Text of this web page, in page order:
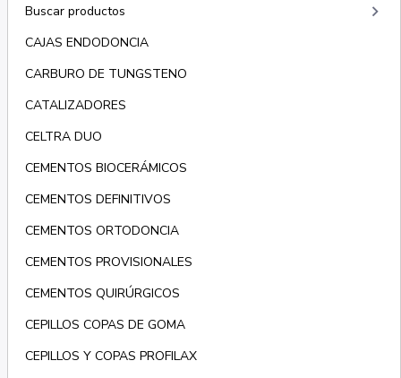
Buscar productos keyboard_arrow_right
CAJAS ENDODONCIA
CARBURO DE TUNGSTENO
CATALIZADORES
CELTRA DUO
CEMENTOS BIOCERÁMICOS
CEMENTOS DEFINITIVOS
CEMENTOS ORTODONCIA
CEMENTOS PROVISIONALES
CEMENTOS QUIRÚRGICOS
CEPILLOS COPAS DE GOMA
CEPILLOS Y COPAS PROFILAX